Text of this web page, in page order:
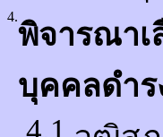
4.
พิจารณาเ
บุคคลดำร
4.1